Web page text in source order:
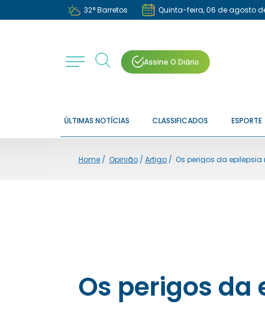
32°Barretos Quinta-feira, 06 de agosto
Assine O Diário
ÚLTIMAS NOTÍCIAS CLASSIFICADOS ESPORTE
Home/ Opinião/ Artigo/ Os perigos da
Os perigos